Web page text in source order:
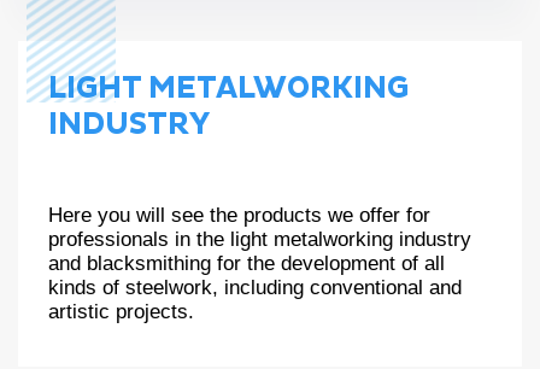
LIGHT METALWORKING
INDUSTRY
Here you will see the products we offer for
professionals in the light metalworking industry
and blacksmithing for the development of all
kinds of steelwork, including conventional and
artistic projects.